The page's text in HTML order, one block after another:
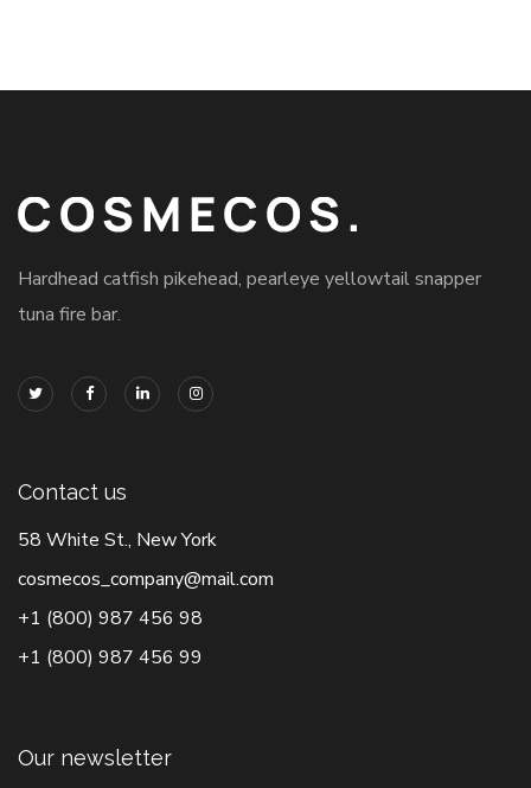
Hardhead catfish pikehead, pearleye yellowtail snapper
tuna fire bar.
Contact us
58 White St., New York
cosmecos_company@mail.com
+1 (800) 987 456 98
+1 (800) 987 456 99
Our newsletter